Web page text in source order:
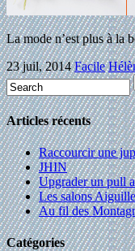
La mode n’est plus à la
23 juil, 2014 Facile
Articles récents
Raccourcir une
JHIN
Upgrader un pull
Les salons
Au fil des
Catégories